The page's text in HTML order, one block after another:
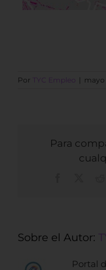
Por TYC Empleo | mayo
Para
Sobre el Autor:
Portal